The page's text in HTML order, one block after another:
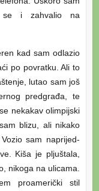
se i zahvalio na
kad sam odlazio
po povratku. Ali to
lutao sam još
predgrađa, te
nekakav olimpijski
blizu, ali nikako
sam naprijed-
Kiša je pljuštala,
nikoga na ulicama.
proamerički stil